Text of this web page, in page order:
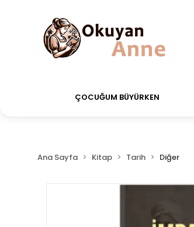
siparişler Aynı Gün Kargo!
ÇOCUĞUM BÜYÜRKEN
Ana Sayfa Kitap Tarih Diğer